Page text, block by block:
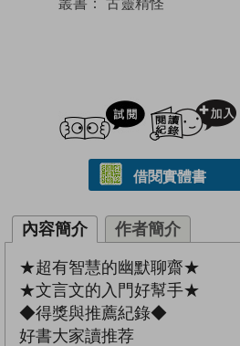
試閲
借閱實體書
內容簡介 作者簡介
★超有智慧的幽默聊齋★
★文言文的入門好幫手★
◆得獎與推薦紀錄◆
好書大家讀推荐